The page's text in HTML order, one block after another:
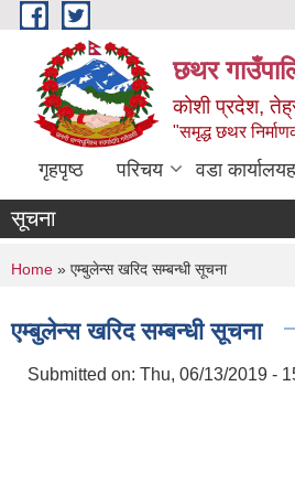
Skip to main content
छथर
कोशी प्रदेश,
"समृद्ध छथर
गृहपृष्ठ परिचय वडा
सूचना
You are here
Home » एम्बुलेन्स खरिद सम्बन्धी सूचना
एम्बुलेन्स खरिद सम्बन्धी सूचना
Submitted on: Thu, 06/13/2019 -